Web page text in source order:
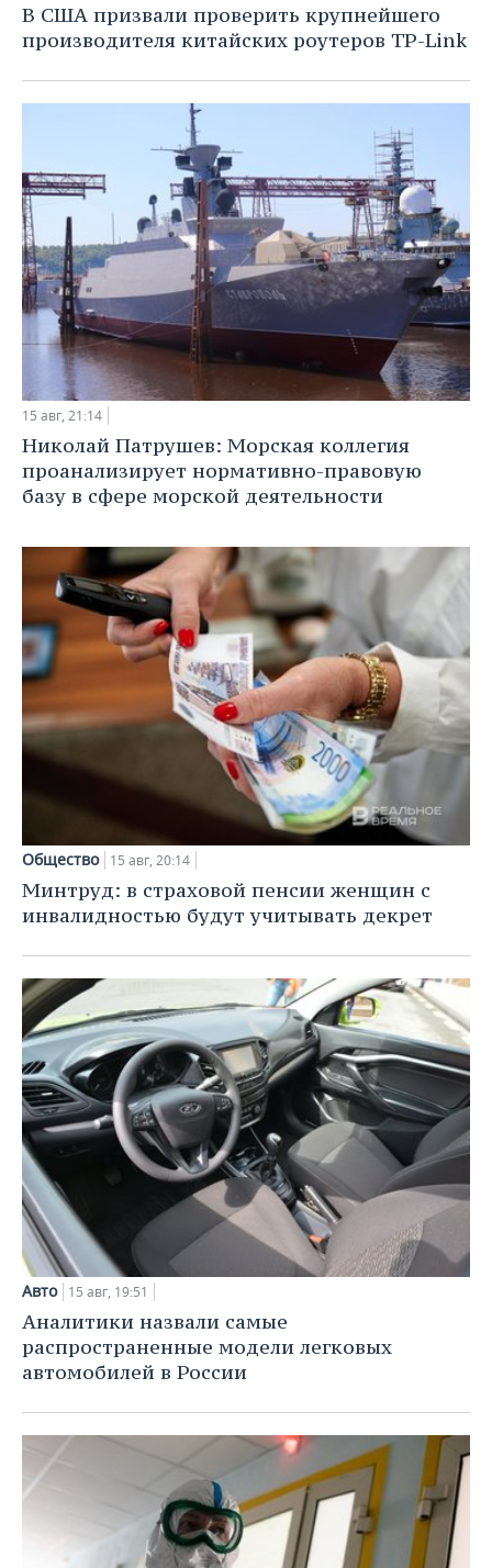
В США призвали проверить крупнейшего
производителя китайских роутеров TP-Link
15 авг, 21:14
Николай Патрушев: Морская коллегия
проанализирует нормативно-правовую
базу в сфере морской деятельности
Общество 15 авг, 20:14
Минтруд: в страховой пенсии женщин с
инвалидностью будут учитывать декрет
Авто 15 авг, 19:51
Аналитики назвали самые
распространенные модели легковых
автомобилей в России